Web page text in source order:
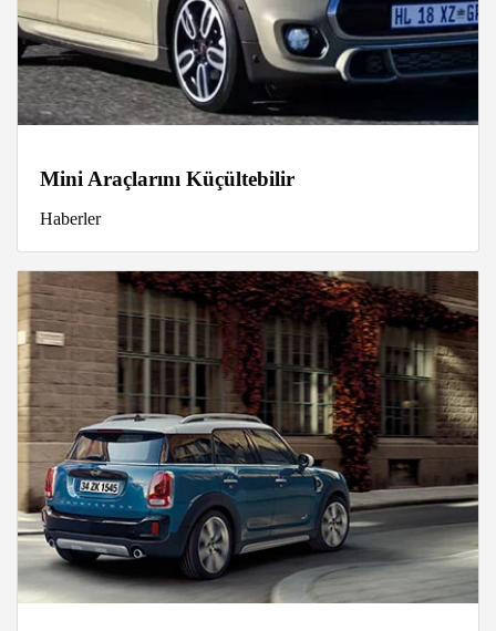
Mini Araçlarını Küçültebilir
Haberler